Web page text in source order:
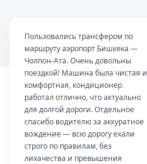
Пользовались трансфером по
маршруту аэропорт Бишкека —
Чолпон-Ата. Очень довольны
поездкой! Машина была чистая и
комфортная, кондиционер
работал отлично, что актуально
для долгой дороги. Отдельное
спасибо водителю за аккуратное
вождение — всю дорогу ехали
строго по правилам, без
лихачества и превышения